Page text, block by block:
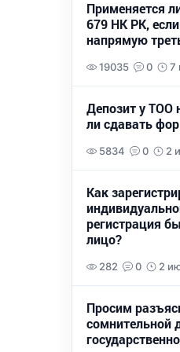
Применяется
679 НК РК,
напрямую
19035 0 7
Депозит у
ли сдавать
5834 0 2
Как
регистрация
лицо?
282 0 2
Просим
сомнительной